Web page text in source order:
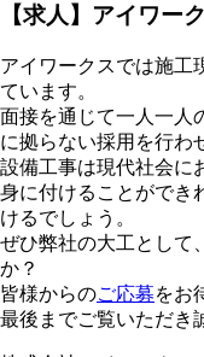
【求人】アイワー
アイワークスでは施工
ています。
面接を通じて一人一人
に拠らない採用を行わ
設備工事は現代社会に
身に付けることができ
けるでしょう。
ぜひ弊社の大工として
か？
皆様からのご応募をお
最後までご覧いただき